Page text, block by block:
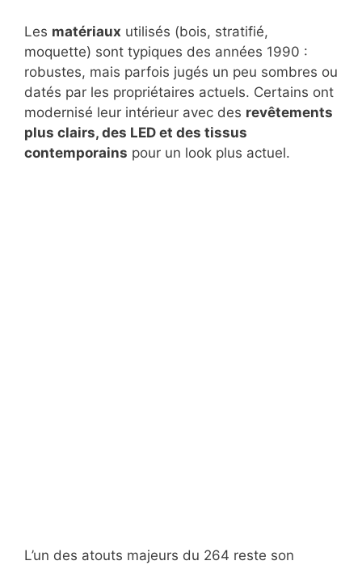
Les matériaux utilisés (bois, stratifié,
moquette) sont typiques des années 1990 :
robustes, mais parfois jugés un peu sombres ou
datés par les propriétaires actuels. Certains ont
modernisé leur intérieur avec des revêtements
plus clairs, des LED et des tissus
contemporains pour un look plus actuel.
L’un des atouts majeurs du 264 reste son